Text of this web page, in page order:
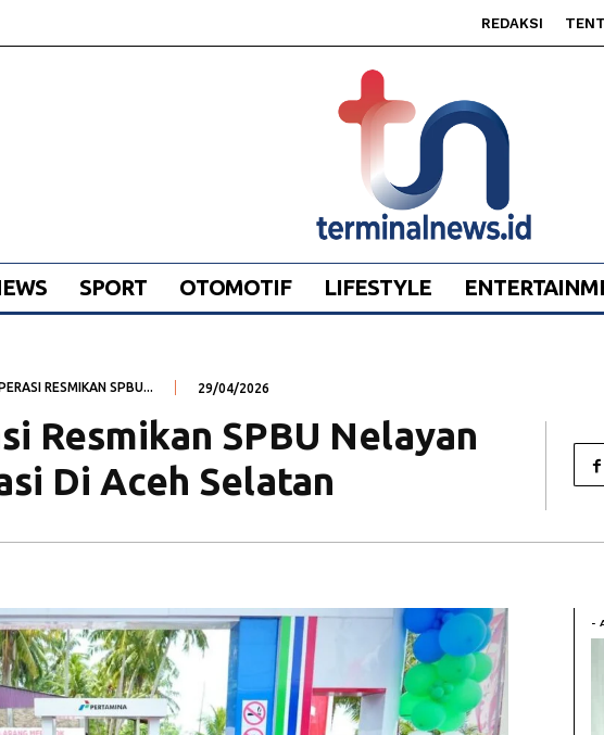
REDAKSI
SPORT OTOMOTIF LIFESTYLE
RESMIKAN SPBU... 29/04/2026
Resmikan SPBU Nelayan
Di Aceh Selatan
-